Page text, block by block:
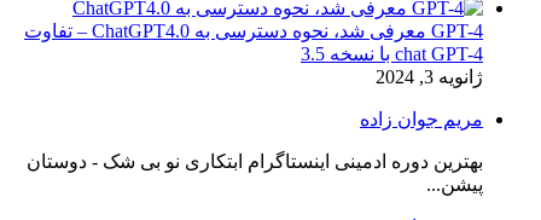
GPT-4 معرفی شد، نحوه دسترسی به ChatGPT4.0 – تفاوت
chat GPT-4 با نسخه 3.5
ژانویه 3, 2024
مریم جوان زاده
بهترین دوره ادمینی اینستاگرام ابتکاری نو بی شک - دوستان
پیشن...